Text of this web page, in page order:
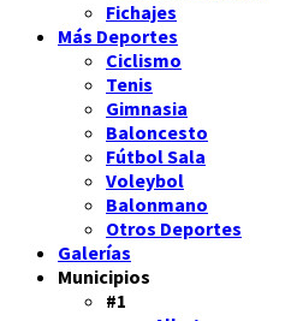
Fichajes
Más Deportes
Ciclismo
Tenis
Gimnasia
Baloncesto
Fútbol Sala
Voleybol
Balonmano
Otros Deportes
Galerías
Municipios
#1